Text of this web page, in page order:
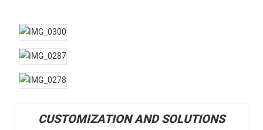
CUSTOMIZATION AND SOLUTIONS